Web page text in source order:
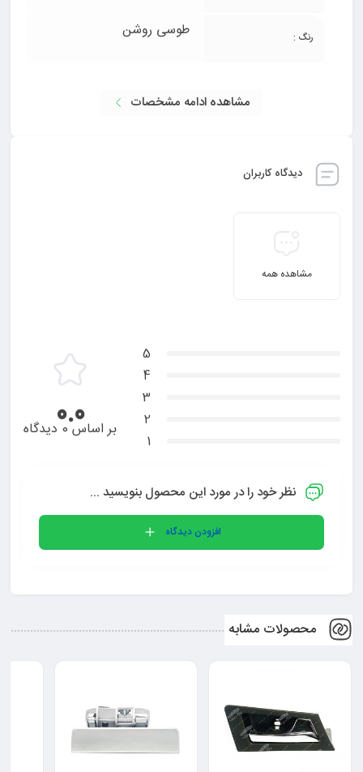
رنگ : طوسی روشن
مشاهده ادامه مشخصات
دیدگاه کاربران
مشاهده همه
5
4
3
2
1
0.0بر اساس 0 دیدگاه
نظر خود را در مورد این محصول بنویسید ...
افزودن دیدگاه
محصولات مشابه